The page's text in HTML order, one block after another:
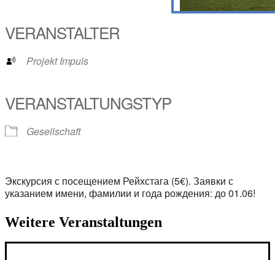
Outlook Live
VERANSTALTER
Projekt Impuls
VERANSTALTUNGSTYP
Gesellschaft
Экскурсия с посещением Рейхстага (5€). Заявки с
указанием имени, фамилии и года рождения: до 01.06!
Weitere Veranstaltungen